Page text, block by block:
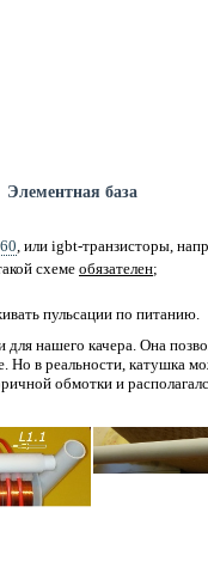
Элементная база
, или igbt-транзисторы,
схемеобязателен;
пульсации по питанию.
нашего качера. Она
Но в реальности, катушка
обмотки и